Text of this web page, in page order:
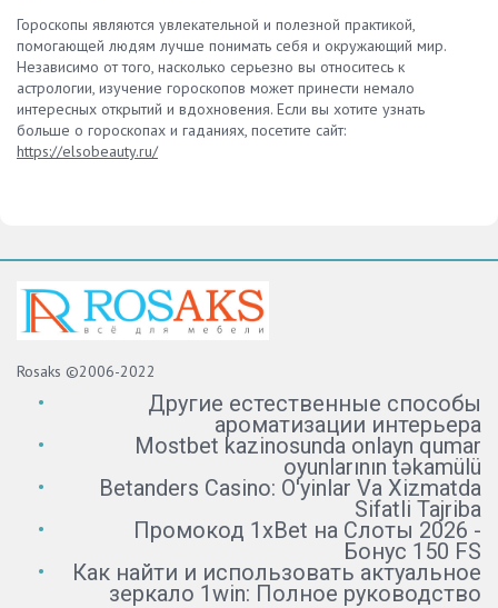
Гороскопы являются увлекательной и полезной практикой,
помогающей людям лучше понимать себя и окружающий мир.
Независимо от того, насколько серьезно вы относитесь к
астрологии, изучение гороскопов может принести немало
интересных открытий и вдохновения. Если вы хотите узнать
больше о гороскопах и гаданиях, посетите сайт:
https://elsobeauty.ru/
Rosaks ©2006-2022
Другие естественные способы
ароматизации интерьера
Mostbet kazinosunda onlayn qumar
oyunlarının təkamülü
Betanders Casino: O'yinlar Va Xizmatda
Sifatli Tajriba
Промокод 1xBet на Слоты 2026 -
Бонус 150 FS
Как найти и использовать актуальное
зеркало 1win: Полное руководство